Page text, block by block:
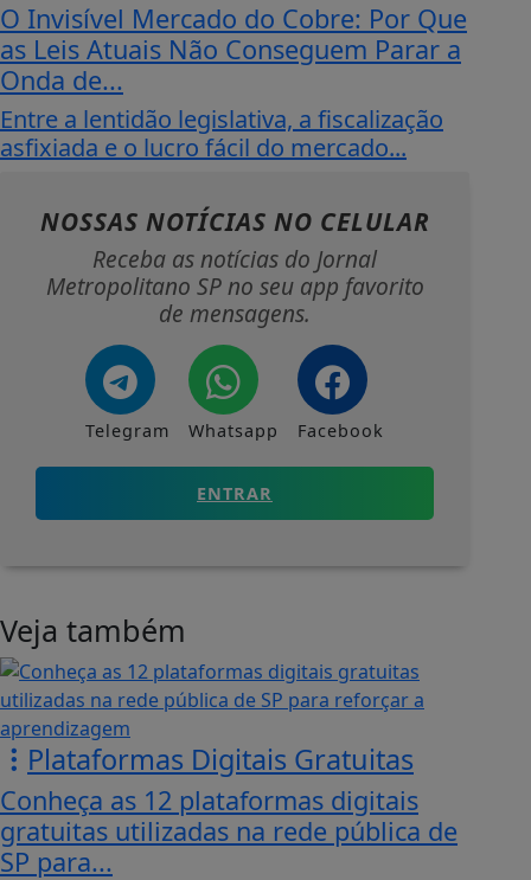
O Invisível Mercado do Cobre: Por Que
as Leis Atuais Não Conseguem Parar a
Onda de...
Entre a lentidão legislativa, a fiscalização
asfixiada e o lucro fácil do mercado...
NOSSAS NOTÍCIAS NO CELULAR
Receba as notícias do Jornal
Metropolitano SP no seu app favorito
de mensagens.
Telegram Whatsapp Facebook
ENTRAR
Veja também
Plataformas Digitais Gratuitas
Conheça as 12 plataformas digitais
gratuitas utilizadas na rede pública de
SP para...